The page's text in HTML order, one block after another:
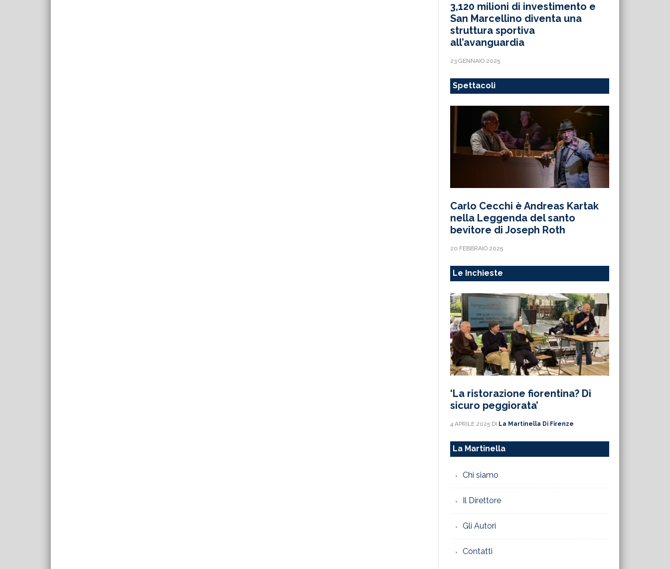
3,120 milioni di investimento e
San Marcellino diventa una
struttura sportiva
all’avanguardia
23 GENNAIO 2025
Spettacoli
Carlo Cecchi è Andreas Kartak
nella Leggenda del santo
bevitore di Joseph Roth
20 FEBBRAIO 2025
Le Inchieste
‘La ristorazione fiorentina? Di
sicuro peggiorata’
4 APRILE 2025 DI La Martinella Di Firenze
La Martinella
Chi siamo
Il Direttore
Gli Autori
Contatti